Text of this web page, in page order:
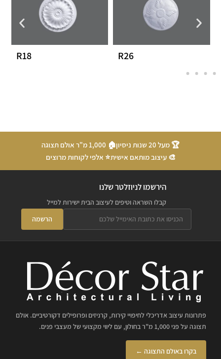
R26
R18
🏆 מעל 20 שנות ניסיון
🏠 1,000 מ"ר אולם תצוגה
🎨 עיצוב מותאם אישית⭐ אלפי לקוחות מרוצים
הירשמו לניוזלטר שלנו
קבלו השראה וטיפים לעיצוב הבית ישירות למייל
הרשמה
פתרונות עיצוב אדריכלי לחיפויי קירות, קרניזים ופרופילים דקורטיביים. אולם
תצוגה על פני 1,000 מ"ר בחולון, עם ליווי מקצועי של מעצבי פנים.
בקרו באולם התצוגה ←